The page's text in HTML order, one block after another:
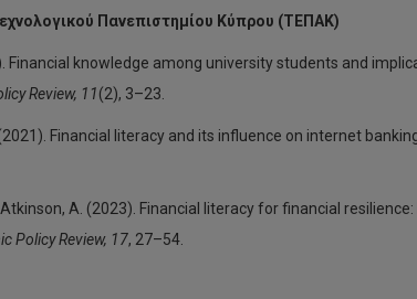
Πανεπιστημίου Κύπρου (ΤΕΠΑΚ)
Financial knowledge among university students and
Review, 11(2), 3–23.
Financial literacy and its influence on internet
A. (2023). Financial literacy for financial
Policy Review, 17, 27–54.